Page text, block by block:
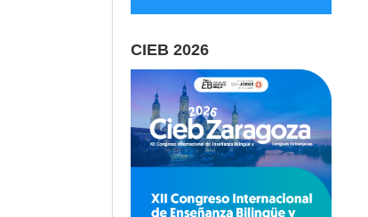
CIEB 2026